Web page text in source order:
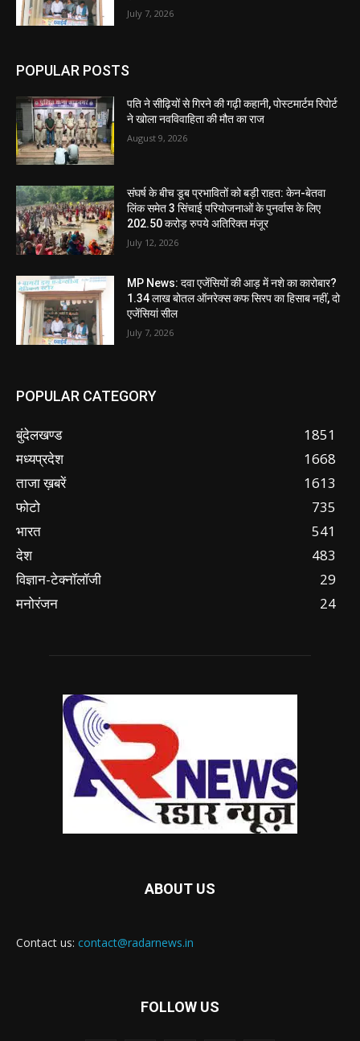
July 7, 2026
POPULAR POSTS
पति ने सीढ़ियों से गिरने की गढ़ी कहानी, पोस्टमार्टम रिपोर्ट
ने खोला नवविवाहिता की मौत का राज
August 9, 2026
संघर्ष के बीच डूब प्रभावितों को बड़ी राहत: केन-बेतवा
लिंक समेत 3 सिंचाई परियोजनाओं के पुनर्वास के लिए
202.50 करोड़ रुपये अतिरिक्त मंजूर
July 12, 2026
MP News: दवा एजेंसियों की आड़ में नशे का कारोबार?
1.34 लाख बोतल ऑनरेक्स कफ सिरप का हिसाब नहीं, दो
एजेंसियां सील
July 7, 2026
POPULAR CATEGORY
बुंदेलखण्ड
1851
मध्यप्रदेश
1668
ताजा ख़बरें
1613
फोटो
735
भारत
541
देश
483
विज्ञान-टेक्नॉलॉजी
29
मनोरंजन
24
ABOUT US
Contact us: contact@radarnews.in
FOLLOW US